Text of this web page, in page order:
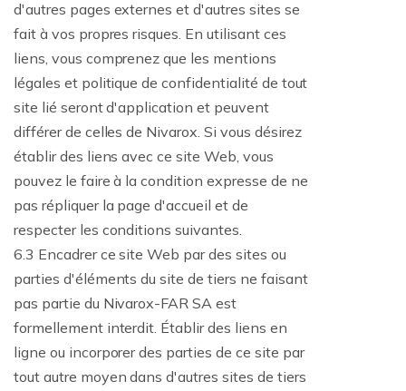
d'autres pages externes et d'autres sites se
fait à vos propres risques. En utilisant ces
liens, vous comprenez que les mentions
légales et politique de confidentialité de tout
site lié seront d'application et peuvent
différer de celles de Nivarox. Si vous désirez
établir des liens avec ce site Web, vous
pouvez le faire à la condition expresse de ne
pas répliquer la page d'accueil et de
respecter les conditions suivantes.
6.3 Encadrer ce site Web par des sites ou
parties d'éléments du site de tiers ne faisant
pas partie du Nivarox-FAR SA est
formellement interdit. Établir des liens en
ligne ou incorporer des parties de ce site par
tout autre moyen dans d'autres sites de tiers